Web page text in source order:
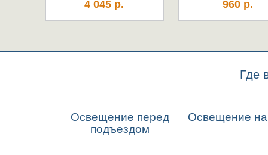
4 045 р. 960 р.
Где
Освещение перед
подъездом
Освещение